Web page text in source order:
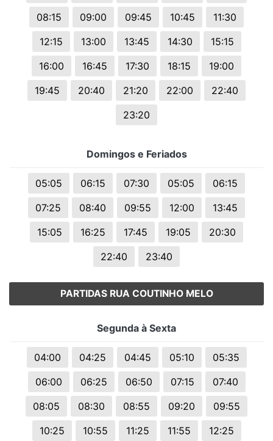
08:15
09:00 09:45 10:45
11:30
12:15
13:00 13:45 14:30
15:15
16:00
16:45 17:30 18:15
19:00
19:45
20:40 21:20 22:00
22:40
23:20
Domingos e Feriados
05:05 06:15 07:30 05:05
06:15
07:25
08:40 09:55 12:00
13:45
15:05
16:25 17:45 19:05
20:30
22:40
23:40
PARTIDAS RUA COUTINHO MELO
Segunda à Sexta
04:00 04:25 04:45 05:10
05:35
06:00
06:25 06:50 07:15
07:40
08:05
08:30 08:55 09:20
09:55
10:25
10:55 11:25 11:55 12:25